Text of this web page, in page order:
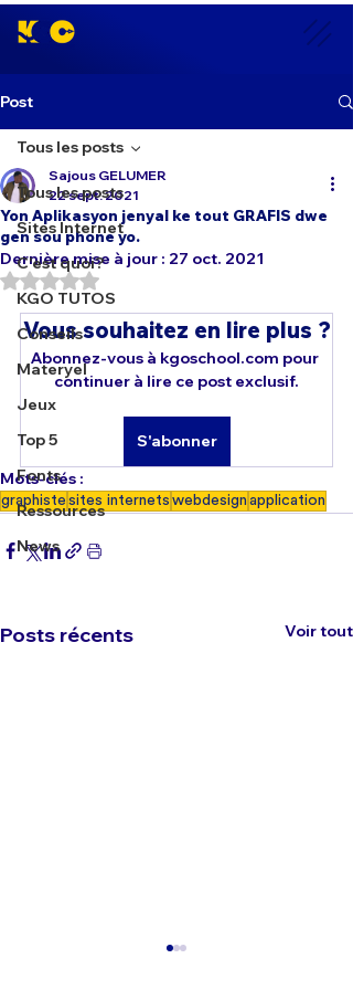
Post
Tous les posts
Sites Internet
C'est quoi?
KGO TUTOS
Conseils
Materyel
Jeux
Top 5
Fonts
Ressources
News
Tous les posts
Yon Aplikasyon jenyal ke tout GRAFIS dwe
gen sou phone yo.
Sajous GELUMER
22 sept. 2021
Dernière mise à jour : 27 oct. 2021
Noté NaN étoiles sur 5.
Vous souhaitez en lire plus ?
Abonnez-vous à kgoschool.com pour
continuer à lire ce post exclusif.
S'abonner
Mots-clés :
graphiste sites internets webdesign application
Posts récents Voir tout